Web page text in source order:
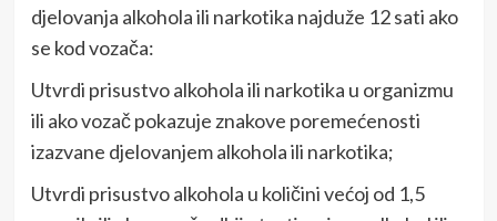
djelovanja alkohola ili narkotika najduže 12 sati ako
se kod vozača:
Utvrdi prisustvo alkohola ili narkotika u organizmu
ili ako vozač pokazuje znakove poremećenosti
izazvane djelovanjem alkohola ili narkotika;
Utvrdi prisustvo alkohola u količini većoj od 1,5